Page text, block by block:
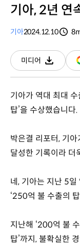
기아, 2년 연
기아2024.12.10
미디어
다운로드
기아가 역대 최대
탑’을 수상했습니다.
박은결 리포터, 기
달성한 기록이라 더
네, 기아는 지난 5
‘250억 불 수출의
지난해 ‘200억 불
탑’까지, 불확실한